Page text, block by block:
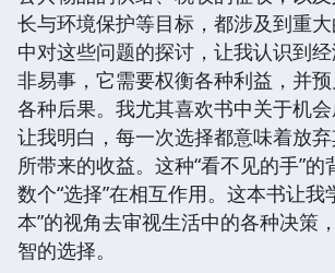
长与环境保护等目标，都涉及到重
中对这些问题的探讨，让我认识到
非易事，它需要权衡各种利益，并
各种后果。我尤其喜欢书中关于机
让我明白，每一次选择都意味着放
所带来的收益。这种“看不见的手”
数个“选择”在相互作用。这本书让我
本”的视角去审视生活中的各种决策
智的选择。